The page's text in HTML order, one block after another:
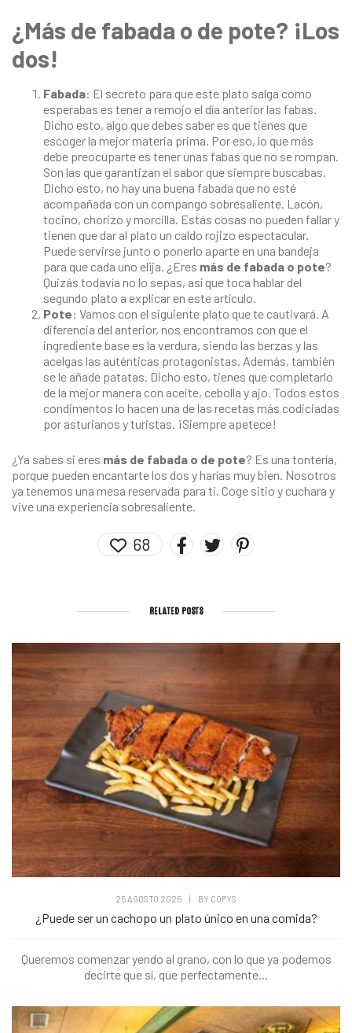
¿Más de fabada o de pote? ¡Los
dos!
Fabada: El secreto para que este plato salga como
esperabas es tener a remojo el día anterior las fabas.
Dicho esto, algo que debes saber es que tienes que
escoger la mejor materia prima. Por eso, lo que más
debe preocuparte es tener unas fabas que no se rompan.
Son las que garantizan el sabor que siempre buscabas.
Dicho esto, no hay una buena fabada que no esté
acompañada con un compango sobresaliente. Lacón,
tocino, chorizo y morcilla. Estás cosas no pueden fallar y
tienen que dar al plato un caldo rojizo espectacular.
Puede servirse junto o ponerlo aparte en una bandeja
para que cada uno elija. ¿Eres más de fabada o pote?
Quizás todavía no lo sepas, así que toca hablar del
segundo plato a explicar en este artículo.
Pote: Vamos con el siguiente plato que te cautivará. A
diferencia del anterior, nos encontramos con que el
ingrediente base es la verdura, siendo las berzas y las
acelgas las auténticas protagonistas. Además, también
se le añade patatas. Dicho esto, tienes que completarlo
de la mejor manera con aceite, cebolla y ajo. Todos estos
condimentos lo hacen una de las recetas más codiciadas
por asturianos y turistas. ¡Siempre apetece!
¿Ya sabes si eres más de fabada o de pote? Es una tontería,
porque pueden encantarte los dos y harías muy bien. Nosotros
ya tenemos una mesa reservada para ti. Coge sitio y cuchara y
vive una experiencia sobresaliente.
68
RELATED POSTS
25 AGOSTO 2025 BY COPYS
¿Puede ser un cachopo un plato único en una comida?
Queremos comenzar yendo al grano, con lo que ya podemos
decirte que sí, que perfectamente...